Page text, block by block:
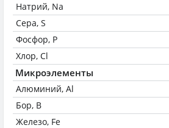
Натрий, Na
Сера, S
Фосфор, P
Хлор, Cl
Микроэлементы
Алюминий, Al
Бор, B
Железо, Fe